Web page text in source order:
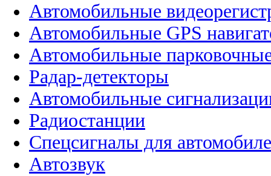
Автомобильные
Автомобильные GPS
Автомобильные
Радар-детекторы
Автомобильные
Радиостанции
Спецсигналы для
Автозвук